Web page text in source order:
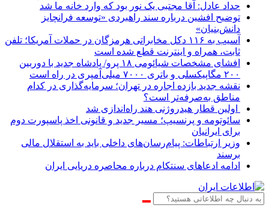
حداد عادل: آقا مجتبی یک نور بود که وارد خانه ما شد
توضیح افشین درباره سند راهبردی «توسعه فرانچایز
دانش‌بنیان»
آسیب به ۱۱۶ دکل مخابراتی هرمزگان در حملات آمریکا؛ تلفن
ثابت، همراه و اینترنت ‌قطع شده است
افشای مشخصات شیائومی ۱۸ پرو/ پادشاه جدید با دوربین
۲۰۰ مگاپیکسلی و باتری ۷۰۰۰ میلی‌آمپری در راه است
نقشه جدید بازده اجاره در تهران؛ سرمایه‌گذاری در کدام
مناطق به‌صرفه‌تر است؟
اولین قطار هیدروژنی هند راه‌اندازی شد
سائوتومه و پرنسیپ؛ مسیر جدید و قانونی اخذ پاسپورت دوم
برای ایرانیان
وزیر ارتباطات: پیام‌رسان‌های داخلی باید به استقلال مالی
برسند
ادامه ادعاهای سنتکام درباره محاصره دریایی ایران